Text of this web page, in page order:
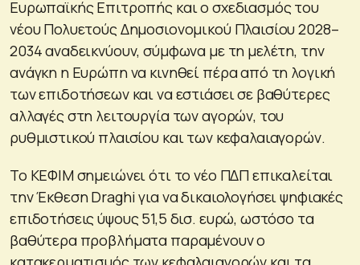
Ευρωπαϊκής Επιτροπής και ο σχεδιασμός του
νέου Πολυετούς Δημοσιονομικού Πλαισίου 2028–
2034 αναδεικνύουν, σύμφωνα με τη μελέτη, την
ανάγκη η Ευρώπη να κινηθεί πέρα από τη λογική
των επιδοτήσεων και να εστιάσει σε βαθύτερες
αλλαγές στη λειτουργία των αγορών, του
ρυθμιστικού πλαισίου και των κεφαλαιαγορών.
Το ΚΕΦΙΜ σημειώνει ότι το νέο ΠΔΠ επικαλείται
την Έκθεση Draghi για να δικαιολογήσει ψηφιακές
επιδοτήσεις ύψους 51,5 δισ. ευρώ, ωστόσο τα
βαθύτερα προβλήματα παραμένουν ο